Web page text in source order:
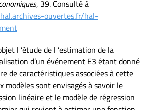
, 39. Consulté à
ouvertes.fr/hal-
l ’étude de l ’estimation de la
d’un événement E3 étant donné
de caractéristiques associées à cette
modèles sont envisagés à savoir le
linéaire et le modèle de régression